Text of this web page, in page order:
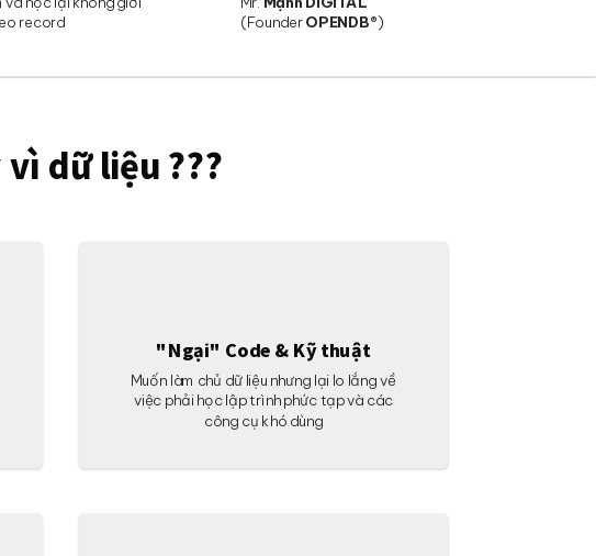
record
(FounderOPENDB®)
dữ liệu ???
"Ngại" Code & Kỹ thuật
Muốn làm chủ dữ liệu nhưng lại lo lắng về
việc phải học lập trình phức tạp và các
công cụ khó dùng